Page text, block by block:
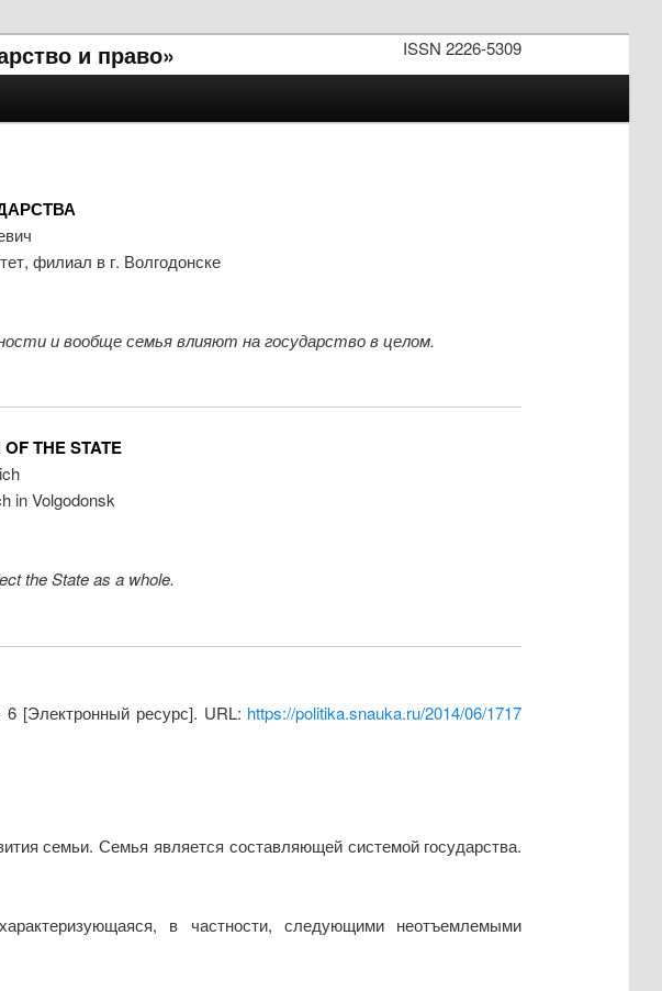
ISSN 2226-5309
и право»
филиал в г. Волгодонске
и вообще семья влияют на государство в целом.
THE STATE
in Volgodonsk
the State as a whole.
[Электронный ресурс]. URL: https://politika.snauka.ru/2014/06/1717
семьи. Семья является составляющей системой государства.
в частности, следующими неотъемлемыми